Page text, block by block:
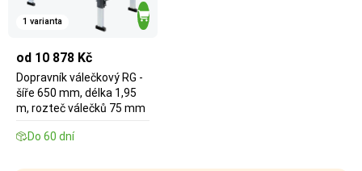
1 varianta
od 10 878 Kč
Dopravník válečkový RG -
šíře 650 mm, délka 1,95
m, rozteč válečků 75 mm
Do 60 dní